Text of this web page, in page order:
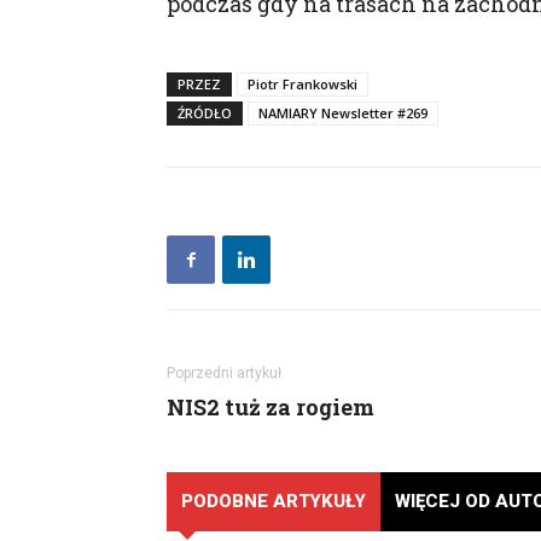
PRZEZ
Piotr Frankowski
ŹRÓDŁO
NAMIARY Newsletter #269
Poprzedni artykuł
NIS2 tuż za rogiem
PODOBNE ARTYKUŁY WIĘCEJ OD
Administratorem
stron